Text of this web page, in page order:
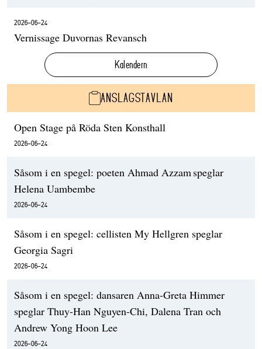
2026-06-24
Vernissage Duvornas Revansch
Kalendern
ANSLAGSTAVLAN
Open Stage på Röda Sten Konsthall
2026-06-24
Såsom i en spegel: poeten Ahmad Azzam speglar
Helena Uambembe
2026-06-24
Såsom i en spegel: cellisten My Hellgren speglar
Georgia Sagri
2026-06-24
Såsom i en spegel: dansaren Anna-Greta Himmer
speglar Thuy-Han Nguyen-Chi, Dalena Tran och
Andrew Yong Hoon Lee
2026-06-24